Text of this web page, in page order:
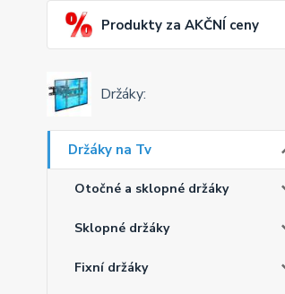
Produkty za AKČNÍ ceny
Držáky:
Držáky na Tv
Otočné a sklopné držáky
Sklopné držáky
Fixní držáky